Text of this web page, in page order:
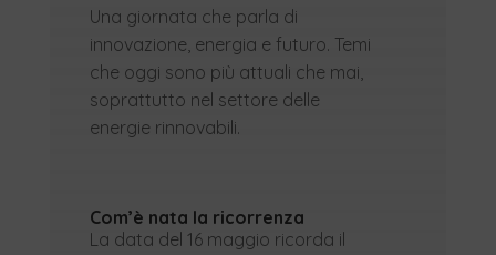
Una giornata che parla di
innovazione, energia e futuro. Temi
che oggi sono più attuali che mai,
soprattutto nel settore delle
energie rinnovabili.
Com’è nata la ricorrenza
La data del 16 maggio ricorda il